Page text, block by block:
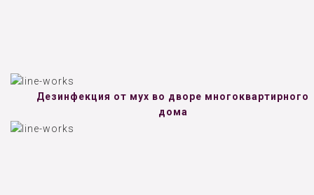
Дезинфекция от мух во дворе многоквартирного
дома